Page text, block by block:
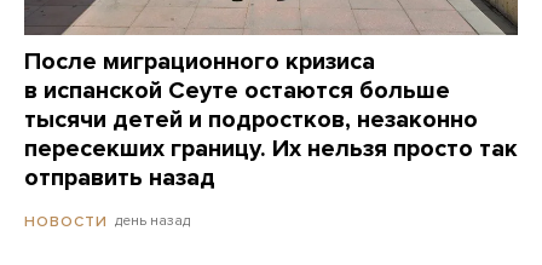
После миграционного кризиса
в испанской Сеуте остаются больше
тысячи детей и подростков, незаконно
пересекших границу. Их нельзя просто так
отправить назад
НОВОСТИ день назад